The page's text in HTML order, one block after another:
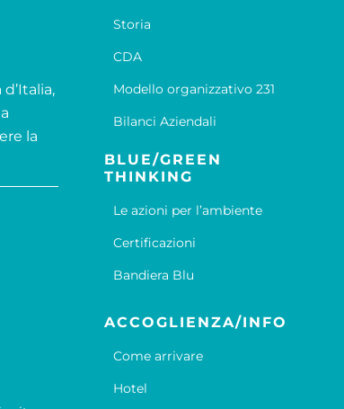
la
Storia
CDA
Modello organizzativo 231
Bilanci Aziendali
BLUE/GREEN
THINKING
Le azioni per l’ambiente
Certificazioni
Bandiera Blu
ACCOGLIENZA/INFO
Come arrivare
Hotel